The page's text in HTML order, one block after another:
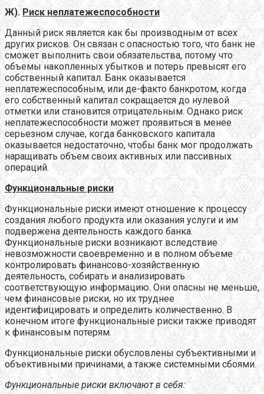
Ж). Риск неплатежеспособности
Данный риск является как бы производным от всех
других рисков. Он связан с опасностью того, что банк не
сможет выполнить свои обязательства, потому что
объемы накопленных убытков и потерь превысят его
собственный капитал. Банк оказывается
неплатежеспособным, или де-факто банкротом, когда
его собственный капитал сокращается до нулевой
отметки или становится отрицательным. Однако риск
неплатежеспособности может проявиться в менее
серьезном случае, когда банковского капитала
оказывается недостаточно, чтобы банк мог продолжать
наращивать объем своих активных или пассивных
операций.
Функциональные риски
Функциональные риски имеют отношение к процессу
создания любого продукта или оказания услуги и им
подвержена деятельность каждого банка.
Функциональные риски возникают вследствие
невозможности своевременно и в полном объеме
контролировать финансово-хозяйственную
деятельность, собирать и анализировать
соответствующую информацию. Они опасны не меньше,
чем финансовые риски, но их труднее
идентифицировать и определить количественно. В
конечном итоге функциональные риски также приводят
к финансовым потерям.
Функциональные риски обусловлены субъективными и
объективными причинами, а также системными сбоями.
Функциональные риски включают в себя: